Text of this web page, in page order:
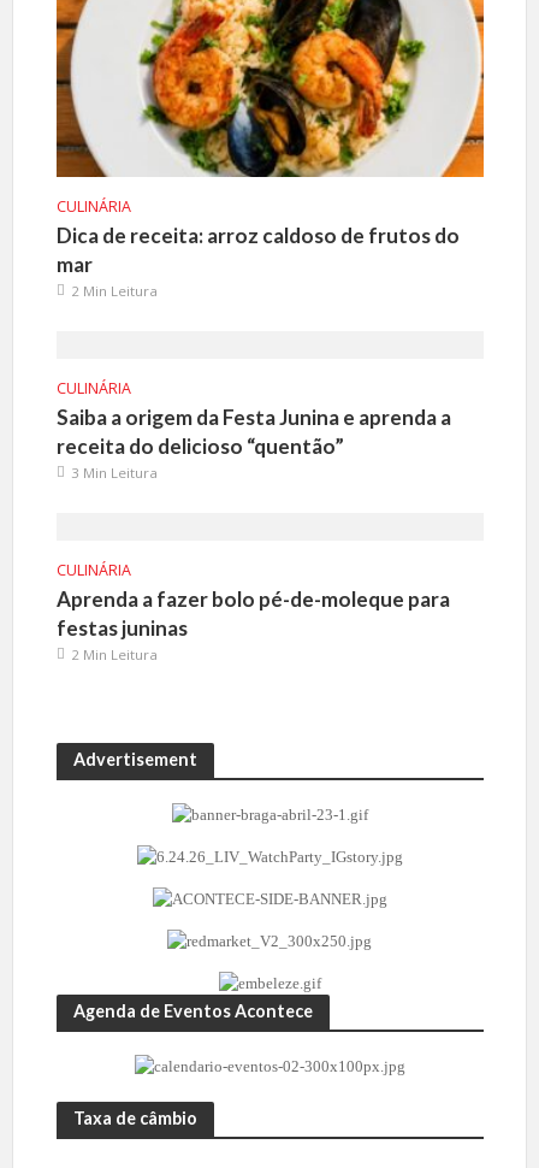
CULINÁRIA
Dica de receita: arroz caldoso de frutos do
mar
2 Min Leitura
CULINÁRIA
Saiba a origem da Festa Junina e aprenda a
receita do delicioso “quentão”
3 Min Leitura
CULINÁRIA
Aprenda a fazer bolo pé-de-moleque para
festas juninas
2 Min Leitura
Advertisement
Agenda de Eventos Acontece
Taxa de câmbio